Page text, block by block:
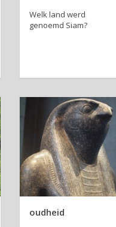
Welk land werd
genoemd Siam?
oudheid